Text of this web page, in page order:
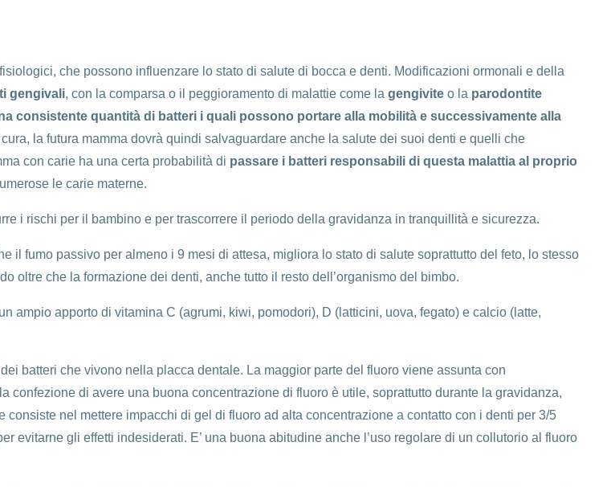
che possono influenzare lo stato di salute di bocca e denti. Modificazioni ormonali e della
gengivali, con la comparsa o il peggioramento di malattie come la gengivite o la parodontite
consistente quantità di batteri i quali possono portare alla mobilità e successivamente alla
la futura mamma dovrà quindi salvaguardare anche la salute dei suoi denti e quelli che
con carie ha una certa probabilità di passare i batteri responsabili di questa malattia al proprio
le carie materne.
i rischi per il bambino e per trascorrere il periodo della gravidanza in tranquillità e sicurezza.
il fumo passivo per almeno i 9 mesi di attesa, migliora lo stato di salute soprattutto del feto, lo stesso
oltre che la formazione dei denti, anche tutto il resto dell’organismo del bimbo.
ampio apporto di vitamina C (agrumi, kiwi, pomodori), D (latticini, uova, fegato) e calcio (latte,
batteri che vivono nella placca dentale. La maggior parte del fluoro viene assunta con
confezione di avere una buona concentrazione di fluoro è utile, soprattutto durante la gravidanza,
nel mettere impacchi di gel di fluoro ad alta concentrazione a contatto con i denti per 3/5
evitarne gli effetti indesiderati. E’ una buona abitudine anche l’uso regolare di un collutorio al fluoro